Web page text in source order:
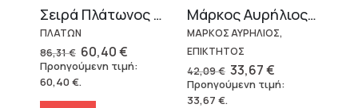
Σειρά Πλάτωνος Πολιτεία
ΠΛΑΤΩΝ
86,31€ Original
price
was:
86,31 €.
60,40€Η
τρέχουσα
τιμή
Προηγούμενη τιμή:
60,40€.
Μάρκος Αυρήλιος & Επίκτητος (Επίτομα)
ΜΑΡΚΟΣ ΑΥΡΗΛΙΟΣ,
ΕΠΙΚΤΗΤΟΣ
42,09€ Original
price
was:
33,67€Η
τρέχουσα
τιμή
Προηγούμενη τιμή:
33,67 €.